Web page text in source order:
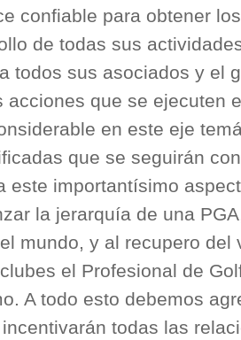
confiable para obtener
de todas sus
todos sus asociados y el
acciones que se ejecuten
en este eje
que se seguirán
este importantísimo
la jerarquía de una
mundo, y al recupero del
el Profesional de
A todo esto debemos
todas las